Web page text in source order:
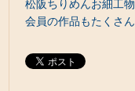
松阪ちりめんお細工
会員の作品もたくさ